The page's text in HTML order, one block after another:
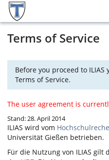
Terms of Service
Before you proceed to
Terms of Service.
The user agreement is
Stand: 28. April 2014
ILIAS wird vom
Universität Gießen betrieben.
Für die Nutzung von ILIAS gilt